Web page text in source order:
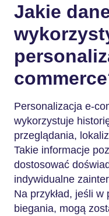
Jakie
Personalizacja e-
wykorzystuje
przeglądania,
Takie informacje
dostosować
indywidualne
Na przykład, jeśli w
biegania, mogą